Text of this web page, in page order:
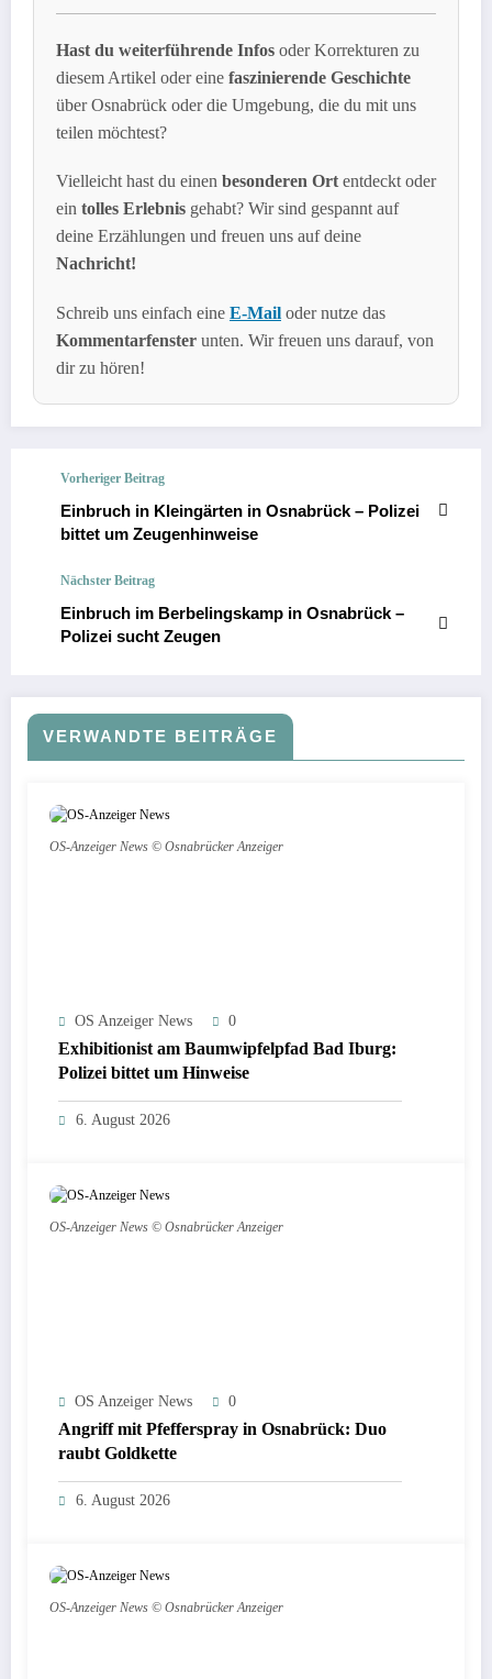
Hast du weiterführende Infos oder Korrekturen zu
diesem Artikel oder eine faszinierende Geschichte
über Osnabrück oder die Umgebung, die du mit uns
teilen möchtest?
Vielleicht hast du einen besonderen Ort entdeckt oder
ein tolles Erlebnis gehabt? Wir sind gespannt auf
deine Erzählungen und freuen uns auf deine
Nachricht!
Schreib uns einfach eine E-Mail oder nutze das
Kommentarfenster unten. Wir freuen uns darauf, von
dir zu hören!
Vorheriger Beitrag
Einbruch in Kleingärten in Osnabrück – Polizei
bittet um Zeugenhinweise
Nächster Beitrag
Einbruch im Berbelingskamp in Osnabrück –
Polizei sucht Zeugen
VERWANDTE BEITRÄGE
OS-Anzeiger News © Osnabrücker Anzeiger
OS Anzeiger News 0
Exhibitionist am Baumwipfelpfad Bad Iburg:
Polizei bittet um Hinweise
6. August 2026
OS-Anzeiger News © Osnabrücker Anzeiger
OS Anzeiger News 0
Angriff mit Pfefferspray in Osnabrück: Duo
raubt Goldkette
6. August 2026
OS-Anzeiger News © Osnabrücker Anzeiger